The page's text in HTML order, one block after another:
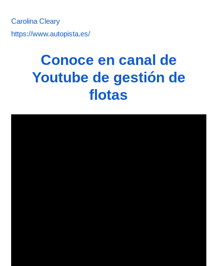
Carolina Cleary
https://www.autopista.es/
Conoce en canal de
Youtube de gestión de
flotas